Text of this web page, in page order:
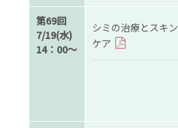
第69回
7/19(水)
14：00～
シミの治療とスキン
ケア